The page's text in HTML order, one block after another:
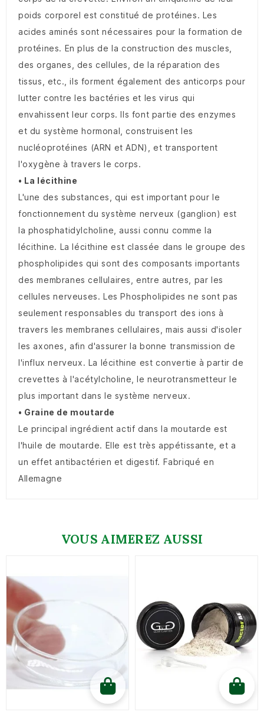
poids corporel est constitué de protéines. Les
acides aminés sont nécessaires pour la formation de
protéines. En plus de la construction des muscles,
des organes, des cellules, de la réparation des
tissus, etc., ils forment également des anticorps pour
lutter contre les bactéries et les virus qui
envahissent leur corps. Ils font partie des enzymes
et du système hormonal, construisent les
nucléoprotéines (ARN et ADN), et transportent
l'oxygène à travers le corps.
• La lécithine
L'une des substances, qui est important pour le
fonctionnement du système nerveux (ganglion) est
la phosphatidylcholine, aussi connu comme la
lécithine. La lécithine est classée dans le groupe des
phospholipides qui sont des composants importants
des membranes cellulaires, entre autres, par les
cellules nerveuses. Les Phospholipides ne sont pas
seulement responsables du transport des ions à
travers les membranes cellulaires, mais aussi d'isoler
les axones, afin d'assurer la bonne transmission de
l'influx nerveux. La lécithine est convertie à partir de
crevettes à l'acétylcholine, le neurotransmetteur le
plus important dans le système nerveux.
• Graine de moutarde
Le principal ingrédient actif dans la moutarde est
l'huile de moutarde. Elle est très appétissante, et a
un effet antibactérien et digestif. Fabriqué en
Allemagne
VOUS AIMEREZ AUSSI